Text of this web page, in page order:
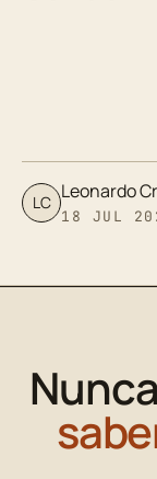
LC Leonardo
18 JUL